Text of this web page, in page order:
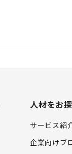
人材をお
サービス紹
企業向けブ